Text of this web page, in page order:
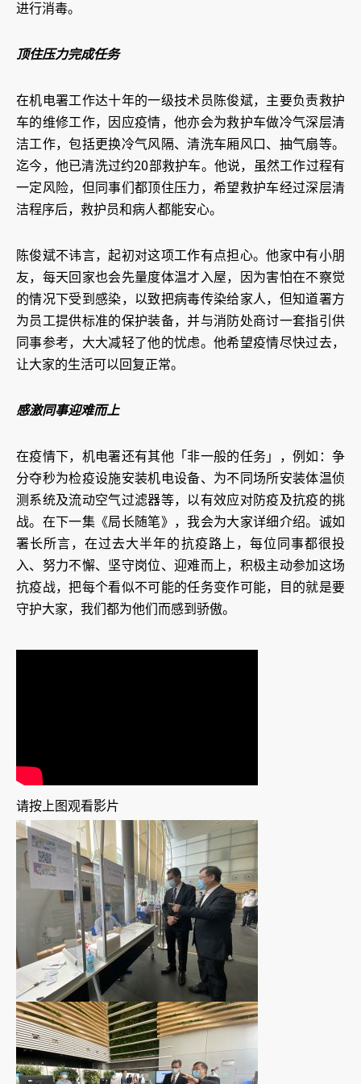
进行消毒。
顶住压力完成任务
在机电署工作达十年的一级技术员陈俊斌，主要负责救护
车的维修工作，因应疫情，他亦会为救护车做冷气深层清
洁工作，包括更换冷气风隔、清洗车厢风口、抽气扇等。
迄今，他已清洗过约20部救护车。他说，虽然工作过程有
一定风险，但同事们都顶住压力，希望救护车经过深层清
洁程序后，救护员和病人都能安心。
陈俊斌不讳言，起初对这项工作有点担心。他家中有小朋
友，每天回家也会先量度体温才入屋，因为害怕在不察觉
的情况下受到感染，以致把病毒传染给家人，但知道署方
为员工提供标准的保护装备，并与消防处商讨一套指引供
同事参考，大大减轻了他的忧虑。他希望疫情尽快过去，
让大家的生活可以回复正常。
感激同事迎难而上
在疫情下，机电署还有其他「非一般的任务」，例如：争
分夺秒为检疫设施安装机电设备、为不同场所安装体温侦
测系统及流动空气过滤器等，以有效应对防疫及抗疫的挑
战。在下一集《局长随笔》，我会为大家详细介绍。诚如
署长所言，在过去大半年的抗疫路上，每位同事都很投
入、努力不懈、坚守岗位、迎难而上，积极主动参加这场
抗疫战，把每个看似不可能的任务变作可能，目的就是要
守护大家，我们都为他们而感到骄傲。
请按上图观看影片